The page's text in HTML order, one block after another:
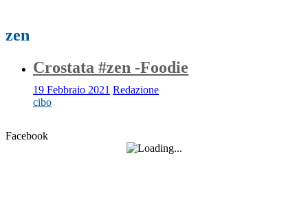
zen
Crostata #zen -Foodie
19 Febbraio 2021 Redazione
cibo
Facebook